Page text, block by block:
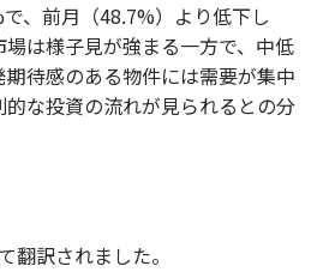
、前月（48.7%）より低下し
は様子見が強まる一方で、中低
待感のある物件には需要が集中
的な投資の流れが見られるとの分
翻訳されました。